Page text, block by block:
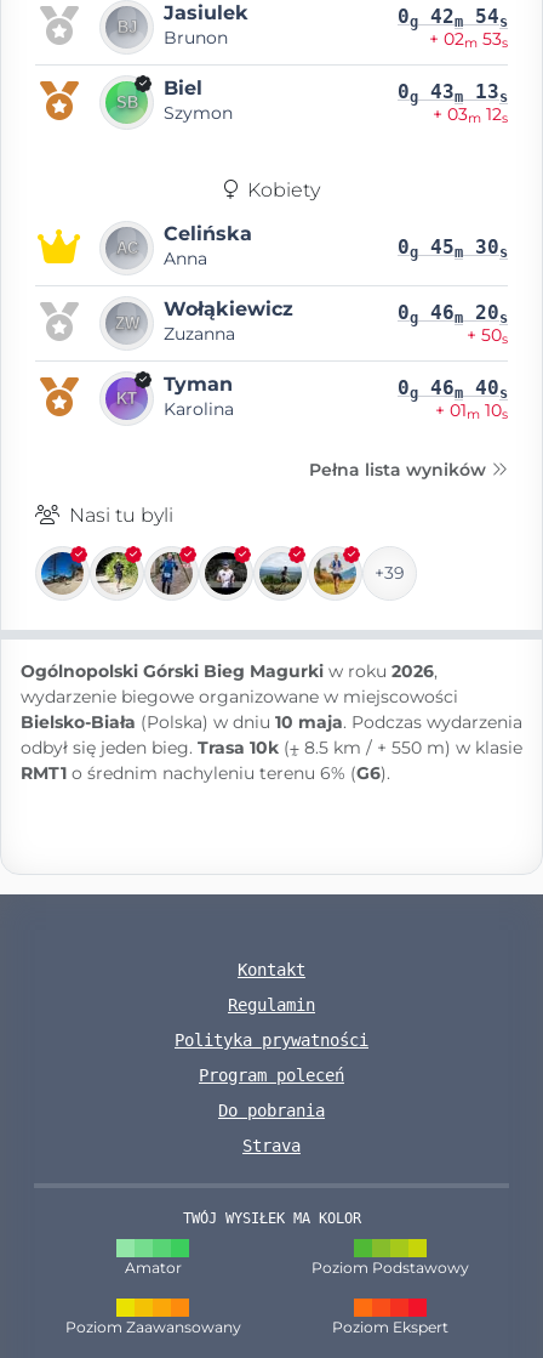
Jasiulek
Brunon
0g 42m 54s
+ 02m 53s
Biel
Szymon
0g 43m 13s
+ 03m 12s
Kobiety
Celińska
Anna 0g 45m 30s
Wołąkiewicz
Zuzanna
0g 46m 20s
+ 50s
Tyman
Karolina
0g 46m 40s
+ 01m 10s
Pełna lista wyników
Nasi tu byli
+39
Ogólnopolski Górski Bieg Magurki w roku 2026,
wydarzenie biegowe organizowane w miejscowości
Bielsko-Biała (Polska) w dniu 10 maja. Podczas wydarzenia
odbył się jeden bieg. Trasa 10k (⨦ 8.5 km / + 550 m) w klasie
RMT1 o średnim nachyleniu terenu 6% (G6).
Kontakt
Regulamin
Polityka prywatności
Program poleceń
Do pobrania
Strava
TWÓJ WYSIŁEK MA KOLOR
Amator Poziom Podstawowy
Poziom Zaawansowany Poziom Ekspert